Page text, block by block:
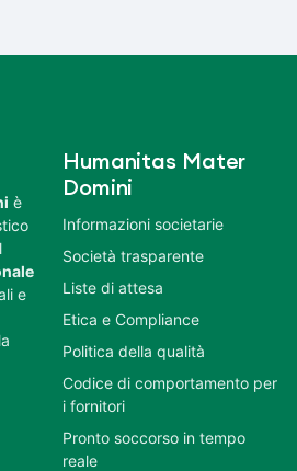
è
e
Humanitas Mater
Domini
Informazioni societarie
Società trasparente
Liste di attesa
Etica e Compliance
Politica della qualità
Codice di comportamento per
i fornitori
Pronto soccorso in tempo
reale